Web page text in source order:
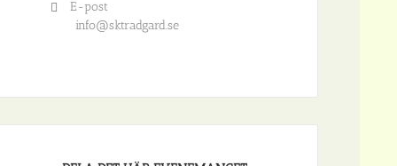
E-post
info@sktradgard.se